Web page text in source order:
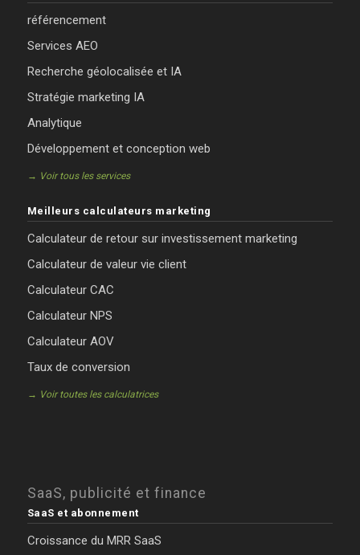
référencement
Services AEO
Recherche géolocalisée et IA
Stratégie marketing IA
Analytique
Développement et conception web
→ Voir tous les services
Meilleurs calculateurs marketing
Calculateur de retour sur investissement marketing
Calculateur de valeur vie client
Calculateur CAC
Calculateur NPS
Calculateur AOV
Taux de conversion
→ Voir toutes les calculatrices
SaaS, publicité et finance
SaaS et abonnement
Croissance du MRR SaaS